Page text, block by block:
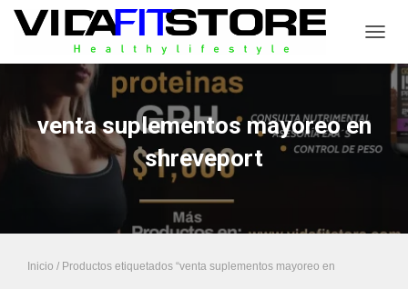
venta suplementos mayoreo en
shreveport
Inicio / Productos etiquetados “venta suplementos mayoreo en